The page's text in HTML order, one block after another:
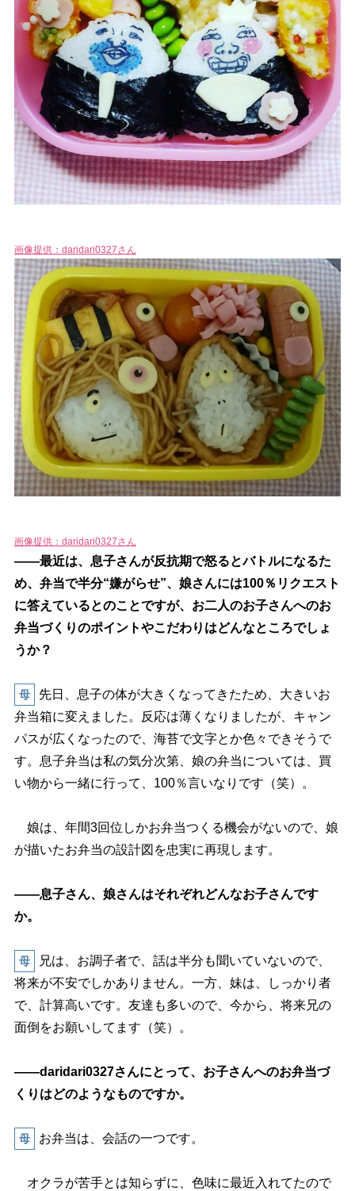
画像提供：daridari0327さん
画像提供：daridari0327さん
――最近は、息子さんが反抗期で怒るとバトルになるた
め、弁当で半分“嫌がらせ”、娘さんには100％リクエスト
に答えているとのことですが、お二人のお子さんへのお
弁当づくりのポイントやこだわりはどんなところでしょ
うか？
母
先日、息子の体が大きくなってきたため、大きいお
弁当箱に変えました。反応は薄くなりましたが、キャン
パスが広くなったので、海苔で文字とか色々できそうで
す。息子弁当は私の気分次第、娘の弁当については、買
い物から一緒に行って、100％言いなりです（笑）。
娘は、年間3回位しかお弁当つくる機会がないので、娘
が描いたお弁当の設計図を忠実に再現します。
――息子さん、娘さんはそれぞれどんなお子さんです
か。
母
兄は、お調子者で、話は半分も聞いていないので、
将来が不安でしかありません。一方、妹は、しっかり者
で、計算高いです。友達も多いので、今から、将来兄の
面倒をお願いしてます（笑）。
――daridari0327さんにとって、お子さんへのお弁当づ
くりはどのようなものですか。
母 お弁当は、会話の一つです。
オクラが苦手とは知らずに、色味に最近入れてたので